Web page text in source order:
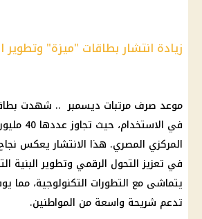
زيادة انتشار بطاقات "ميزة" وتطوير
موعد صرف مرتبات ديسمبر .. شهدت
في
المركزي المصري. هذا الانتشار يعكس
في تعزيز التحول الرقمي وتطوير البنية
يتماشى مع التطورات التكنولوجية، مما
تدعم شريحة واسعة من المواطنين.